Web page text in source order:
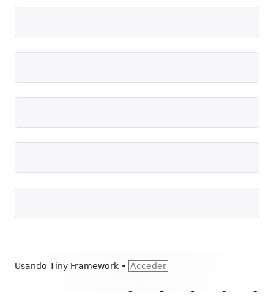
Contenido
Usando Tiny Framework • Acceder
Literatura Música
Cultura
Solidaridad